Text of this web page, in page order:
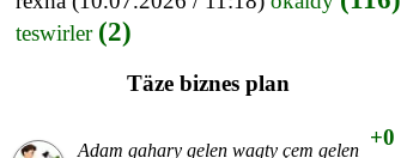
teswirler (2)
Täze biznes plan
+0
Adam gahary gelen wagty çem gelen